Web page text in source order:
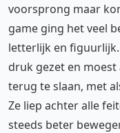
voorsprong maar
game ging het veel
letterlijk en
druk gezet en
terug te slaan, met
Ze liep achter alle
steeds beter